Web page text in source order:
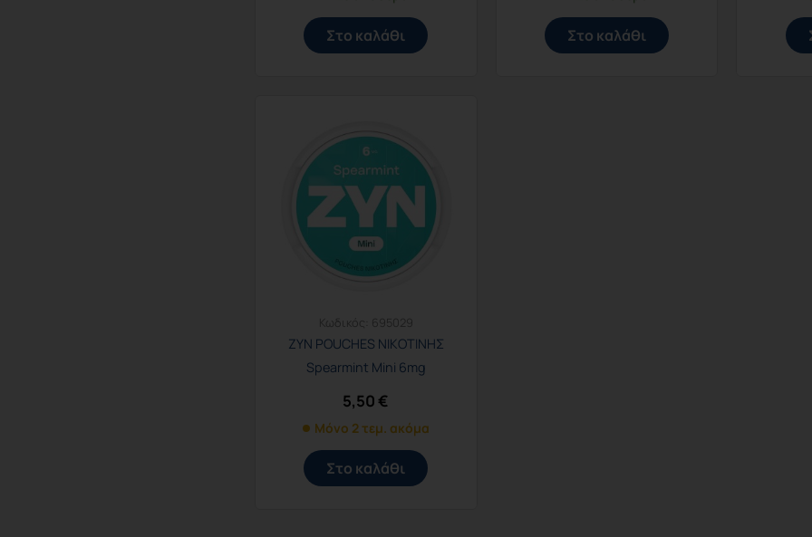
Στο καλάθι Στο καλάθι
Κωδικός: 695029
ZYN POUCHES ΝΙΚΟΤΙΝΗΣ
Spearmint Mini 6mg
5,50€
Μόνο 2 τεμ. ακόμα
Στο καλάθι